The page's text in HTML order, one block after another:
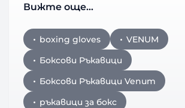
Вижте още…
boxing gloves
VENUM
Боксови Ръкавици
Боксови Ръкавици Venum
ръкавици за бокс